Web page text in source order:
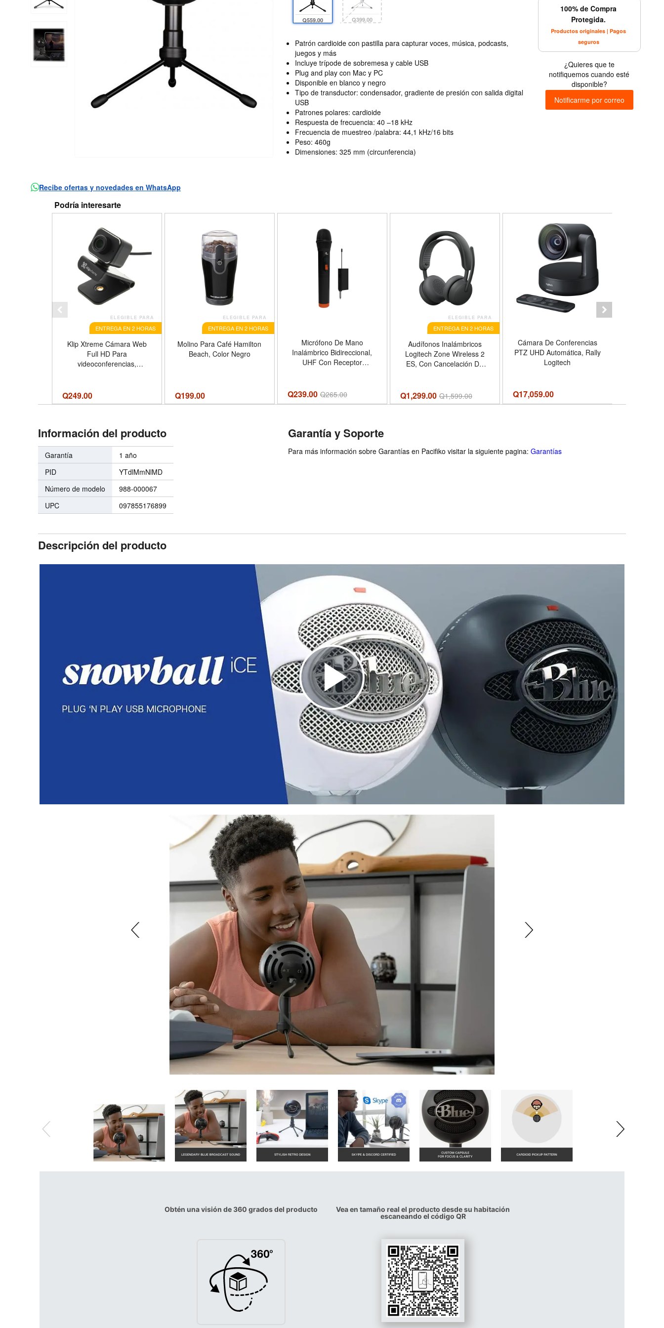
Q559.00 Q399.00
Patrón cardioide con pastilla para capturar voces, música, podcasts,
juegos y más
Incluye trípode de sobremesa y cable USB
Plug and play con Mac y PC
Disponible en blanco y negro
Tipo de transductor: condensador, gradiente de presión con salida digital
USB
Patrones polares: cardioide
Respuesta de frecuencia: 40 –18 kHz
Frecuencia de muestreo /palabra: 44,1 kHz/16 bits
Peso: 460g
Dimensiones: 325 mm (circunferencia)
100% de Compra
Protegida.
Productos originales | Pagos
seguros
¿Quieres que te
notifiquemos cuando esté
disponible?
Notificarme por correo
Recibe ofertas y novedades en WhatsApp
Podría interesarte
ELEGIBLE PARA
ENTREGA EN 2 HORAS
Klip Xtreme Cámara Web
Full HD Para
videoconferencias,
Q249.00
ELEGIBLE PARA
ENTREGA EN 2 HORAS
Molino Para Café Hamilton
Beach, Color Negro
Q199.00
Micrófono De Mano
Inalámbrico Bidireccional,
UHF Con Receptor
Q239.00 Q265.00
ELEGIBLE PARA
ENTREGA EN 2 HORAS
Audífonos Inalámbricos
Logitech Zone Wireless 2
ES, Con Cancelación De
Q1,299.00 Q1,599.00
Cámara De Conferencias
PTZ UHD Automática, Rally
Logitech
Q17,059.00
Información del producto
Garantía
1 año
PID
YTdlMmNlMD
Número de modelo
988-000067
UPC
097855176899
Garantía y Soporte
Para más información sobre Garantías en Pacifiko visitar la siguiente pagina: Garantías
Descripción del producto
Obtén una visión de 360 grados del producto
Vea en tamaño real el producto desde su habitación
escaneando el código QR